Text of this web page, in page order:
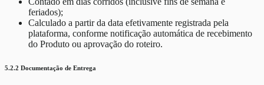
feriados);
Calculado a partir da data efetivamente registrada pela
plataforma, conforme notificação automática de recebimento
do Produto ou aprovação do roteiro.
5.2.2 Documentação de Entrega